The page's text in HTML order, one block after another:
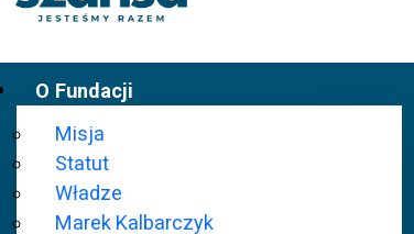
O Fundacji
Misja
Statut
Władze
Marek Kalbarczyk